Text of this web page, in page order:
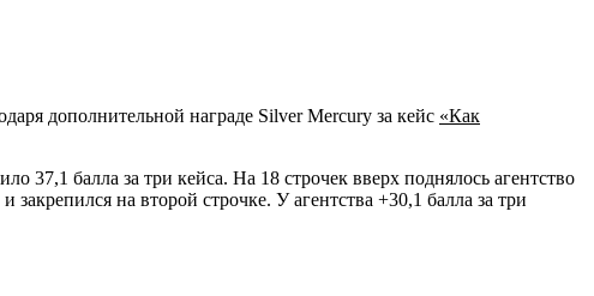
дополнительной награде Silver Mercury за кейс «Как
37,1 балла за три кейса. На 18 строчек вверх поднялось агентство
закрепился на второй строчке. У агентства +30,1 балла за три